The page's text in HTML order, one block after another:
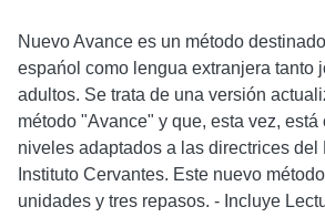
Nuevo Avance es un método
espańol como lengua extranjera tanto
adultos. Se trata de una versión
método "Avance" y que, esta vez,
niveles adaptados a las directrices del
Instituto Cervantes. Este nuevo
unidades y tres repasos. - Incluye